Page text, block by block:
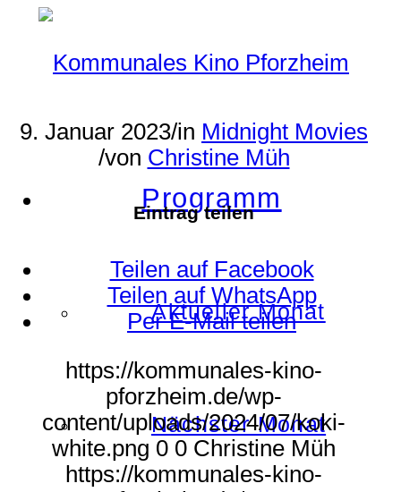
Programm
Aktueller Monat
Nächster Monat
9. Januar 2023/in Midnight Movies
/von Christine Müh
Eintrag teilen
Teilen auf Facebook
Teilen auf WhatsApp
Per E-Mail teilen
https://kommunales-kino-
pforzheim.de/wp-
content/uploads/2024/07/koki-
white.png 0 0 Christine Müh
https://kommunales-kino-